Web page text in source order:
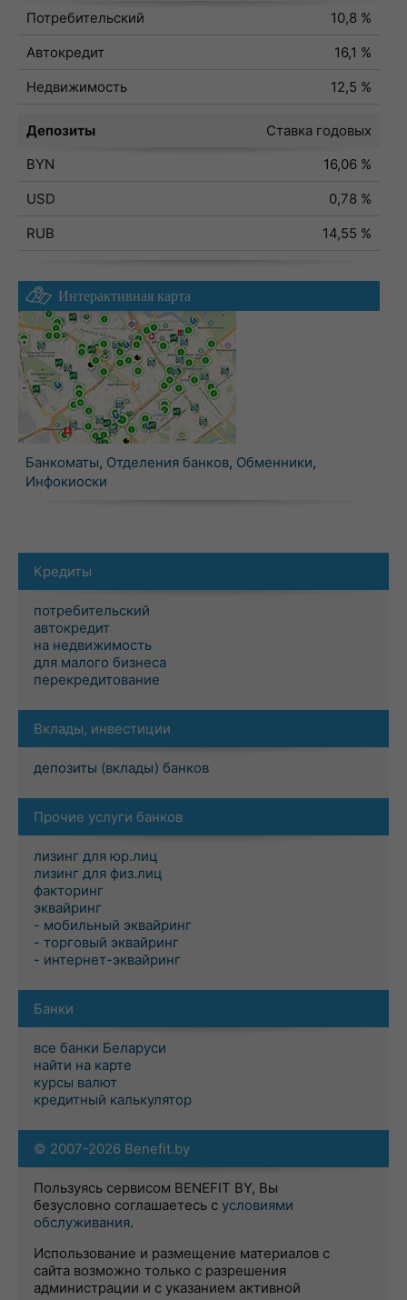
Потребительский
10,8 %
Автокредит
16,1 %
Недвижимость
12,5 %
Депозиты
Ставка годовых
BYN
16,06 %
USD
0,78 %
RUB
14,55 %
Интерактивная карта
Банкоматы, Отделения банков, Обменники,
Инфокиоски
Кредиты
потребительский
автокредит
на недвижимость
для малого бизнеса
перекредитование
Вклады, инвестиции
депозиты (вклады) банков
Прочие услуги банков
лизинг для юр.лиц
лизинг для физ.лиц
факторинг
эквайринг
- мобильный эквайринг
- торговый эквайринг
- интернет-эквайринг
Банки
все банки Беларуси
найти на карте
курсы валют
кредитный калькулятор
© 2007-2026 Benefit.by
Пользуясь сервисом BENEFIT BY, Вы
безусловно соглашаетесь с условиями
обслуживания.
Использование и размещение материалов с
сайта возможно только с разрешения
администрации и с указанием активной